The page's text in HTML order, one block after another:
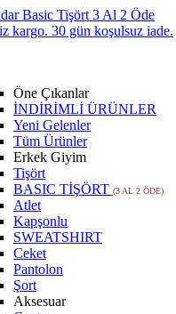
Basic Tişört 3 Al 2 Öde
kargo. 30 gün koşulsuz iade.
Öne Çıkanlar
İNDİRİMLİ ÜRÜNLER
Yeni Gelenler
Tüm Ürünler
Erkek Giyim
Tişört
BASIC TİŞÖRT (3 AL 2 ÖDE)
Atlet
Kapşonlu
SWEATSHIRT
Ceket
Pantolon
Şort
Aksesuar